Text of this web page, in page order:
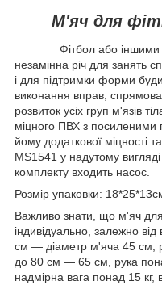
М'яч для
Фітбол або
незамінна річ для занять
і для підтримки форми
виконання вправ,
розвиток усіх груп м'язів
міцного ПВХ з
йому додаткової міцності
MS1541 у надутому
комплекту входить насос.
Розмір упаковки:
Важливо знати, що м'яч
індивідуально, залежно
см — діаметр м'яча 45 см,
до 80 см — 65 см, рука
надмірна вага понад 15